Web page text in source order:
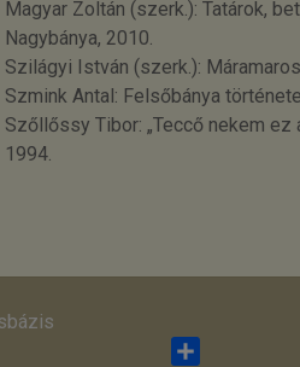
Magyar Zoltán (szerk.): Tatárok,
Nagybánya, 2010.
Szilágyi István (szerk.):
Szmink Antal: Felsőbánya
Szőllőssy Tibor: „Teccő nekem ez
1994.